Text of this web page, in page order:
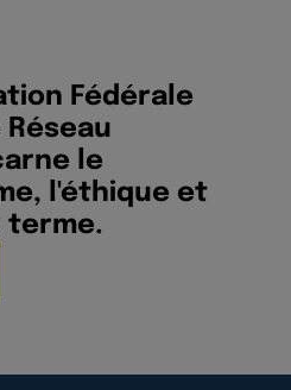
Fédérale
le
l'éthique et
terme.